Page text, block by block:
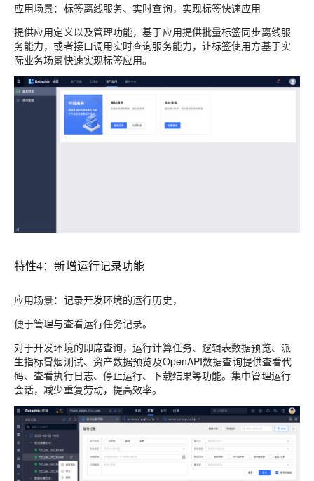
应用场景：标签离线服务、实时查询，实现标签快速应用
提供应用定义以及管理功能，基于应用提供批量标签同步离线服
务能力，或者接口调用实时查询服务能力，让标签使用方基于实
际业务场景快速实现标签应用。
特性4：新增运行记录功能
应用场景：记录开发环境的运行历史，
便于管理与查看运行任务记录。
对于开发环境的即席查询，运行计算任务、逻辑表数据预览、派
生指标冒烟测试、资产数据预览及OpenAPI数据查询提供查看代
码、查看执行日志、停止运行、下载结果等功能。集中管理运行
会话，减少重复劳动，提高效率。